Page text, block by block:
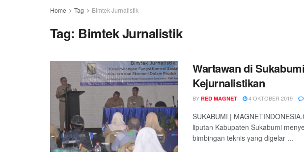
Home Tag Bimtek Jurnalistik
Tag: Bimtek Jurnalistik
Wartawan di
Kejurnalistikan
BY RED MAGNET 4 OKTOBER 2019
SUKABUMI |
liputan Kabupaten Sukabumi
bimbingan teknis yang digelar ...